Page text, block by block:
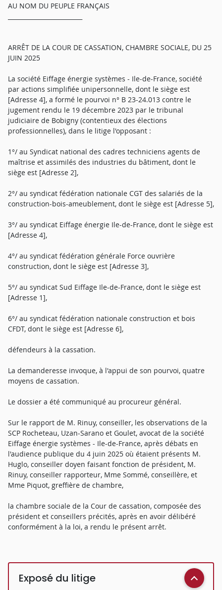
AU NOM DU PEUPLE FRANÇAIS
ARRÊT DE LA COUR DE CASSATION, CHAMBRE SOCIALE, DU 25
JUIN 2025
La société Eiffage énergie systèmes - Ile-de-France, société
par actions simplifiée unipersonnelle, dont le siège est
[Adresse 4], a formé le pourvoi n° B 23-24.013 contre le
jugement rendu le 19 décembre 2023 par le tribunal
judiciaire de Bobigny (contentieux des élections
professionnelles), dans le litige l'opposant :
1°/ au Syndicat national des cadres techniciens agents de
maîtrise et assimilés des industries du bâtiment, dont le
siège est [Adresse 2],
2°/ au syndicat fédération nationale CGT des salariés de la
construction-bois-ameublement, dont le siège est [Adresse 5],
3°/ au syndicat Eiffage énergie Ile-de-France, dont le siège est
[Adresse 4],
4°/ au syndicat fédération générale Force ouvrière
construction, dont le siège est [Adresse 3],
5°/ au syndicat Sud Eiffage Ile-de-France, dont le siège est
[Adresse 1],
6°/ au syndicat fédération nationale construction et bois
CFDT, dont le siège est [Adresse 6],
défendeurs à la cassation.
La demanderesse invoque, à l'appui de son pourvoi, quatre
moyens de cassation.
Le dossier a été communiqué au procureur général.
Sur le rapport de M. Rinuy, conseiller, les observations de la
SCP Rocheteau, Uzan-Sarano et Goulet, avocat de la société
Eiffage énergie systèmes - Ile-de-France, après débats en
l'audience publique du 4 juin 2025 où étaient présents M.
Huglo, conseiller doyen faisant fonction de président, M.
Rinuy, conseiller rapporteur, Mme Sommé, conseillère, et
Mme Piquot, greffière de chambre,
la chambre sociale de la Cour de cassation, composée des
président et conseillers précités, après en avoir délibéré
conformément à la loi, a rendu le présent arrêt.
Exposé du litige